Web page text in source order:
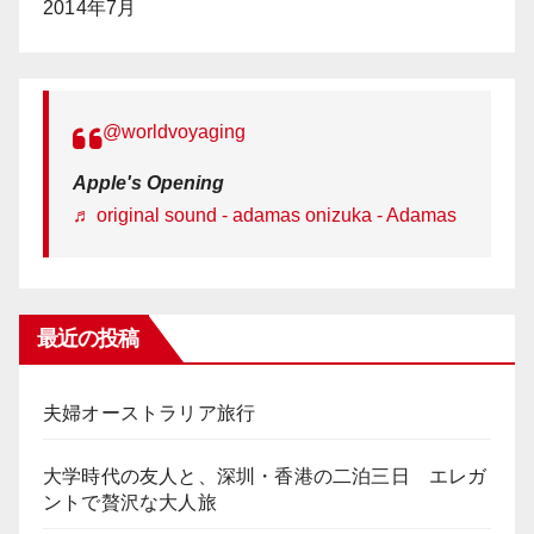
2014年7月
@worldvoyaging
Apple's Opening
♬ original sound - adamas onizuka - Adamas
最近の投稿
夫婦オーストラリア旅行
大学時代の友人と、深圳・香港の二泊三日 エレガ
ントで贅沢な大人旅